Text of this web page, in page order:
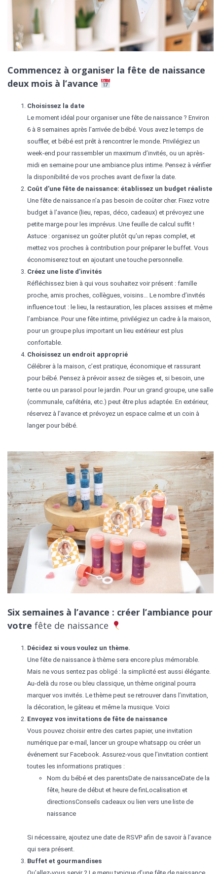
Commencez à organiser la fête de naissance
deux mois à l’avance
Choisissez la date
Le moment idéal pour organiser une fête de naissance ? Environ
6 à 8 semaines après l’arrivée de bébé. Vous avez le temps de
souffler, et bébé est prêt à rencontrer le monde. Privilégiez un
week-end pour rassembler un maximum d’invités, ou un après-
midi en semaine pour une ambiance plus intime. Pensez à vérifier
la disponibilité de vos proches avant de fixer la date.
Coût d’une fête de naissance: établissez un budget réaliste
Une fête de naissance n’a pas besoin de coûter cher. Fixez votre
budget à l’avance (lieu, repas, déco, cadeaux) et prévoyez une
petite marge pour les imprévus. Une feuille de calcul suffit !
Astuce : organisez un goûter plutôt qu’un repas complet, et
mettez vos proches à contribution pour préparer le buffet. Vous
économiserez tout en ajoutant une touche personnelle.
Créez une liste d’invités
Réfléchissez bien à qui vous souhaitez voir présent : famille
proche, amis proches, collègues, voisins… Le nombre d’invités
influence tout : le lieu, la restauration, les places assises et même
l’ambiance. Pour une fête intime, privilégiez un cadre à la maison,
pour un groupe plus important un lieu extérieur est plus
confortable.
Choisissez un endroit approprié
Célébrer à la maison, c’est pratique, économique et rassurant
pour bébé. Pensez à prévoir assez de sièges et, si besoin, une
tente ou un parasol pour le jardin. Pour un grand groupe, une salle
(communale, cafétéria, etc.) peut être plus adaptée. En extérieur,
réservez à l’avance et prévoyez un espace calme et un coin à
langer pour bébé.
Six semaines à l’avance : créer l’ambiance pour
votre fête de naissance
Décidez si vous voulez un thème.
Une fête de naissance à thème sera encore plus mémorable.
Mais ne vous sentez pas obligé : la simplicité est aussi élégante.
Au-delà du rose ou bleu classique, un thème original pourra
marquer vos invités. Le thème peut se retrouver dans l’invitation,
la décoration, le gâteau et même la musique. Voici
Envoyez vos invitations de fête de naissance
Vous pouvez choisir entre des cartes papier, une invitation
numérique par e-mail, lancer un groupe whatsapp ou créer un
événement sur Facebook. Assurez-vous que l’invitation contient
toutes les informations pratiques :
Nom du bébé et des parentsDate de naissanceDate de la
fête, heure de début et heure de finLocalisation et
directionsConseils cadeaux ou lien vers une liste de
naissance
Si nécessaire, ajoutez une date de RSVP afin de savoir à l’avance
qui sera présent.
Buffet et gourmandises